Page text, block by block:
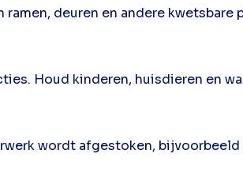
deuren en andere
Houd kinderen, huisdieren en
wordt afgestoken, bijvoorbeeld